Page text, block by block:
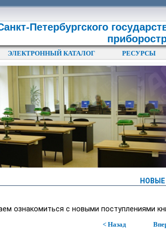
Петербургского
ЭЛЕКТРОННЫЙ КАТАЛОГ РЕСУРСЫ
НОВЫЕ
ознакомиться с новыми поступлениями
< Назад